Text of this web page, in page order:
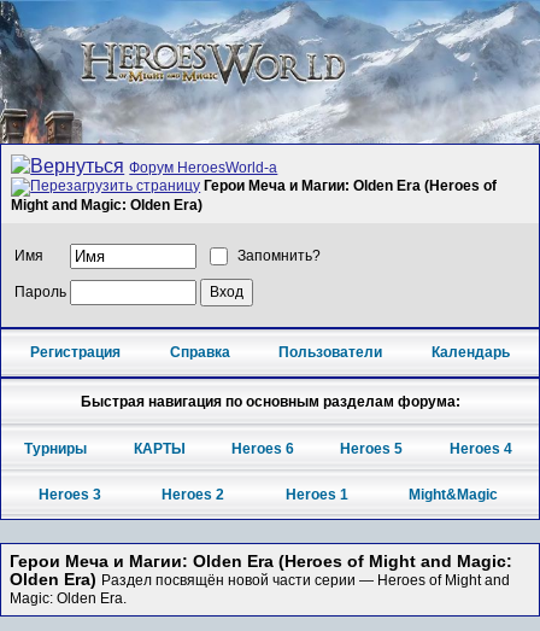
Форум HeroesWorld-а
Герои Меча и Магии: Olden Era (Heroes of
Might and Magic: Olden Era)
Имя Запомнить?
Пароль
Регистрация Справка Пользователи Календарь
Быстрая навигация по основным разделам форума:
Турниры КАРТЫ Heroes 6 Heroes 5 Heroes 4
Heroes 3 Heroes 2 Heroes 1 Might&Magic
Герои Меча и Магии: Olden Era (Heroes of Might and Magic:
Olden Era) Раздел посвящён новой части серии — Heroes of Might and
Magic: Olden Era.